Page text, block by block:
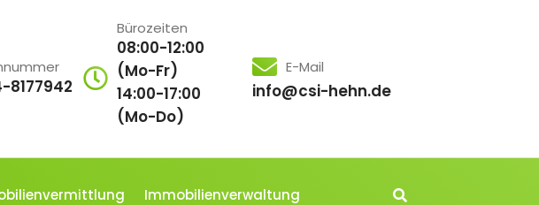
8177942
Bürozeiten
08:00-12:00
(Mo-Fr)
14:00-17:00
(Mo-Do)
E-Mail
info@csi-hehn.de
Immobilienverwaltung